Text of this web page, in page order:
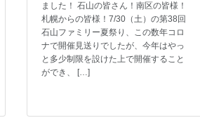
ました！ 石山の皆さん！南区の皆様！
札幌からの皆様！7/30（土）の第38回
石山ファミリー夏祭り、この数年コロ
ナで開催見送りでしたが、今年はやっ
と多少制限を設けた上で開催すること
ができ、 […]